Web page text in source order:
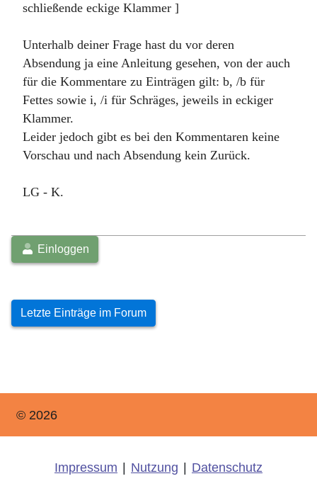
schließende eckige Klammer ]
Unterhalb deiner Frage hast du vor deren
Absendung ja eine Anleitung gesehen, von der auch
für die Kommentare zu Einträgen gilt: b, /b für
Fettes sowie i, /i für Schräges, jeweils in eckiger
Klammer.
Leider jedoch gibt es bei den Kommentaren keine
Vorschau und nach Absendung kein Zurück.
LG - K.
Einloggen
Letzte Einträge im Forum
© 2026
Impressum Nutzung Datenschutz